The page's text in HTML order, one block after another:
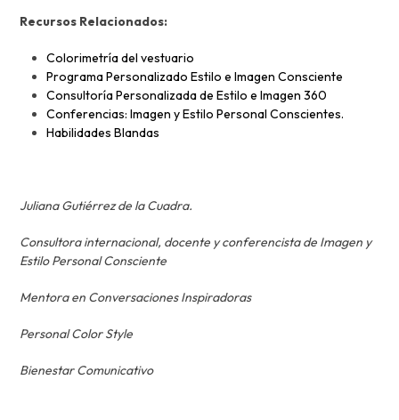
Recursos Relacionados:
Colorimetría del vestuario
Programa Personalizado Estilo e Imagen Consciente
Consultoría Personalizada de Estilo e Imagen 360
Conferencias: Imagen y Estilo Personal Conscientes.
Habilidades Blandas
Juliana Gutiérrez de la Cuadra.
Consultora internacional, docente y conferencista de Imagen y
Estilo Personal Consciente
Mentora en Conversaciones Inspiradoras
Personal Color Style
Bienestar Comunicativo